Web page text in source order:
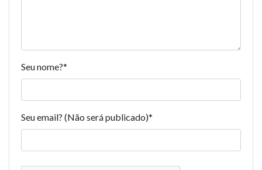
Seu nome?*
Seu email? (Não será publicado)*